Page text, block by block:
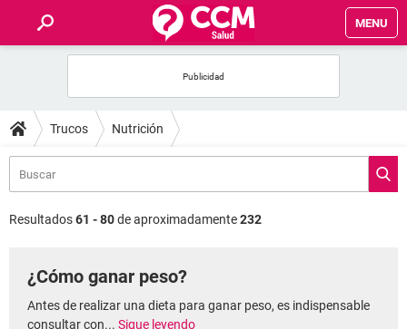
MENU
FOROS
SALUD
BIENESTAR
Trucos Nutrición
Resultados61 - 80de aproximadamente232
¿Cómo ganar peso?
Antes de realizar una dieta para ganar peso, es indispensable
consultar con... Sigue leyendo